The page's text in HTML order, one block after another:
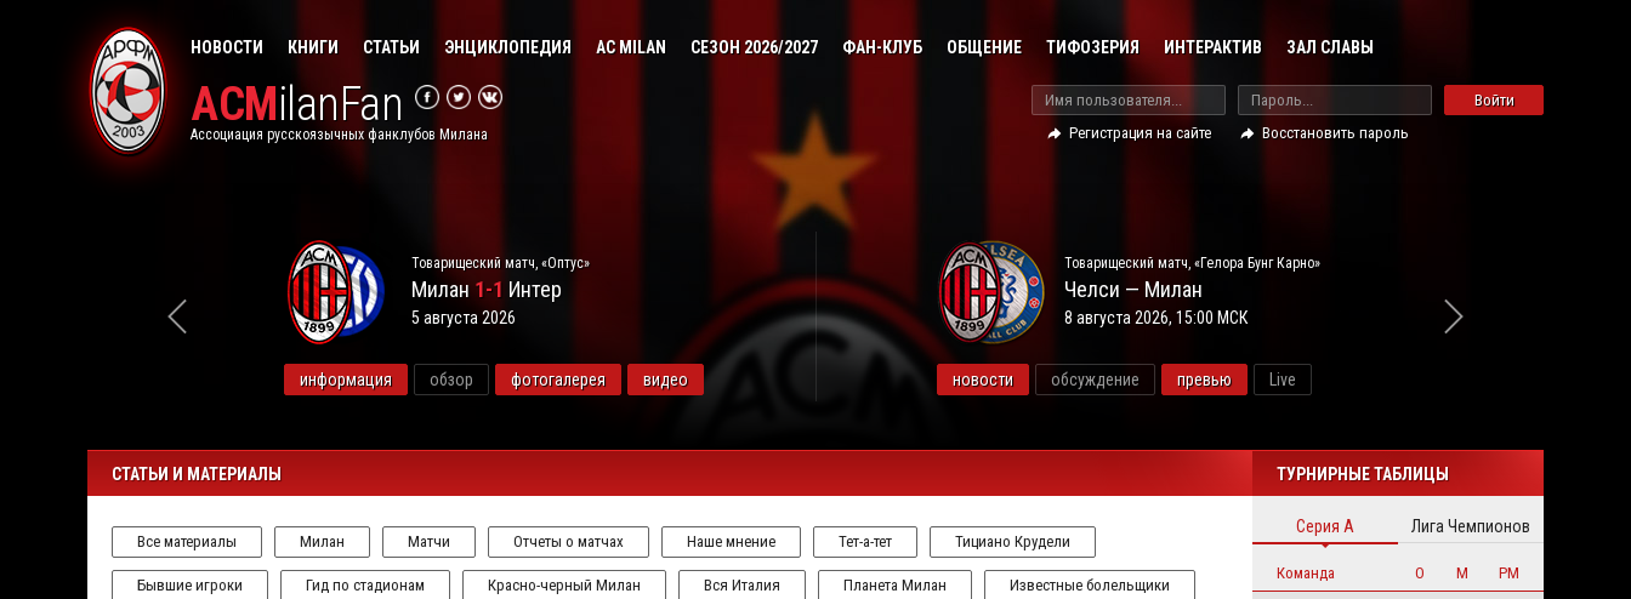
НОВОСТИ КНИГИ СТАТЬИ ЭНЦИКЛОПЕДИЯ AC MILAN СЕЗОН 2026/2027 ФАН-КЛУБ ОБЩЕНИЕ ТИФОЗЕРИЯ ИНТЕРАКТИВ ЗАЛ СЛАВЫ
ACMilanFan
Ассоциация русскоязычных фанклубов Милана
Войти
Регистрация на сайте
Восстановить пароль
Товарищеский матч, «Оптус»
Милан 1-1 Интер
5 августа 2026
информация обзор фотогалерея видео
Товарищеский матч, «Гелора Бунг Карно»
Челси — Милан
8 августа 2026, 15:00 МСК
новости обсуждение превью Live
СТАТЬИ И МАТЕРИАЛЫ
Все материалы Милан Матчи Отчеты о матчах Наше мнение Тет-а-тет Тициано Крудели
Бывшие игроки Гид по стадионам Красно-черный Милан Вся Италия Планета Милан Известные болельщики
ТУРНИРНЫЕ ТАБЛИЦЫ
Серия А Лига Чемпионов
Команда О М
РМ